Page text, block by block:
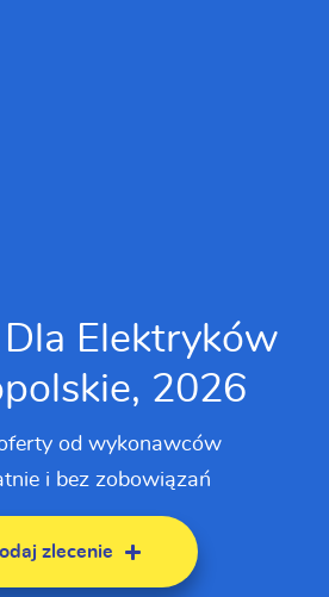
Elektryków
2026
od wykonawców
i bez zobowiązań
zlecenie